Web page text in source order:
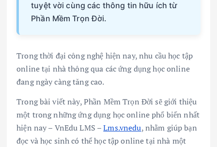
tuyệt vời cùng các thông tin hữu ích từ
Phần Mềm Trọn Đời.
Trong thời đại công nghệ hiện nay, nhu cầu học tập
online tại nhà thông qua các ứng dụng học online
đang ngày càng tăng cao.
Trong bài viết này, Phần Mềm Trọn Đời sẽ giới thiệu
một trong những ứng dụng học online phổ biến nhất
hiện nay – VnEdu LMS –Lms.vnedu, nhằm giúp bạn
đọc và học sinh có thể học tập online tại nhà một